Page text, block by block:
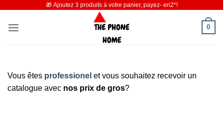
contenu
🎁 Ajoutez 3 produits à votre panier, payez- en2*!
0
Vous êtes professionel et vous souhaitez recevoir un
catalogue avec nos prix de gros?